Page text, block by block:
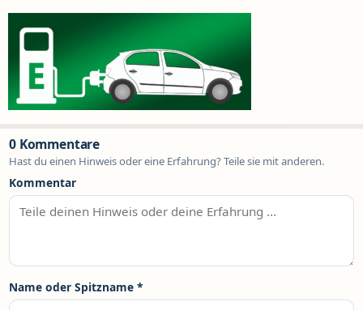
0 Kommentare
Hast du einen Hinweis oder eine Erfahrung? Teile sie mit anderen.
Kommentar
Name oder Spitzname *